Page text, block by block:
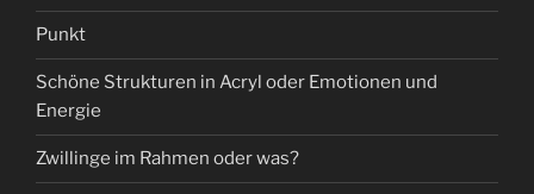
Punkt
Schöne Strukturen in Acryl oder Emotionen und
Energie
Zwillinge im Rahmen oder was?